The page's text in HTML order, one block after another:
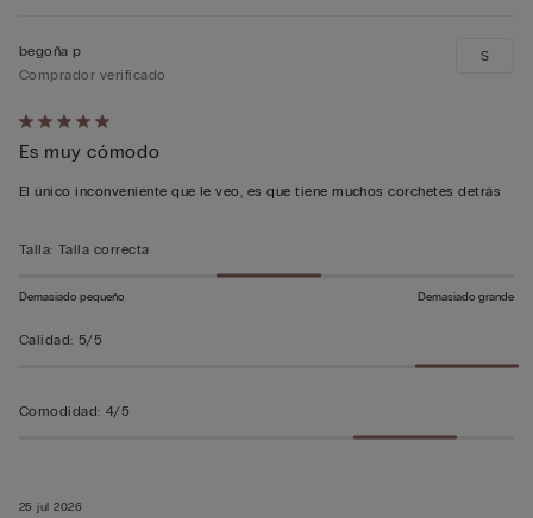
Calificación
de
5
5
25 jul 2026
begoña p
Comprador verificado
Es muy cómodo
El único inconveniente que le veo, es que tiene muchos corchetes detrás
S
Talla: Talla correcta
Demasiado pequeño Demasiado grande
Calidad: 5/5
Comodidad: 4/5